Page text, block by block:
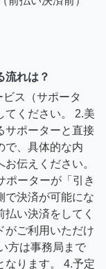
流れは？
ス（サポータ
てください。 2.美
サポーターと直接
で、具体的な内
伝えください。
ポーターが「引き
で決済が可能にな
い決済をしてく
がご利用いただけ
方は事務局まで
なります。 4.予定